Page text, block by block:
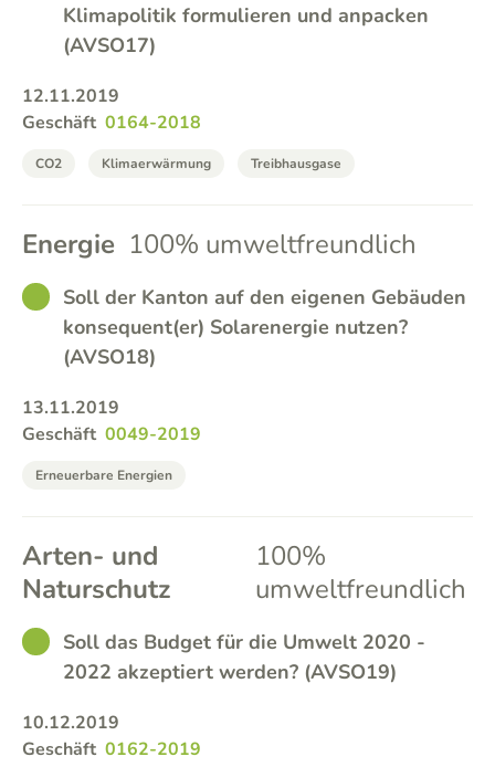
Klimapolitik formulieren und anpacken
(AVSO17)
12.11.2019
Geschäft 0164-2018
CO2 Klimaerwärmung Treibhausgase
Energie 100% umweltfreundlich
GOODSoll der Kanton auf den eigenen Gebäuden
konsequent(er) Solarenergie nutzen?
(AVSO18)
13.11.2019
Geschäft 0049-2019
Erneuerbare Energien
Arten- und
Naturschutz
100%
umweltfreundlich
GOODSoll das Budget für die Umwelt 2020 -
2022 akzeptiert werden? (AVSO19)
10.12.2019
Geschäft 0162-2019